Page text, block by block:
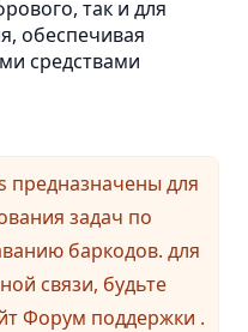
так и для
обеспечивая
средствами
предназначены для
задач по
баркодов. для
связи, будьте
Форум поддержки .